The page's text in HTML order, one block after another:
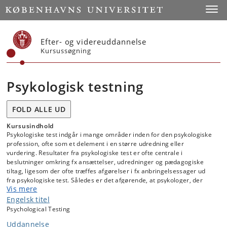
Start
Efter- og videreuddannelse
Kursussøgning
Psykologisk testning
FOLD ALLE UD
Kursusindhold
Psykologiske test indgår i mange områder inden for den psykologiske
profession, ofte som et delement i en større udredning eller
vurdering. Resultater fra psykologiske test er ofte centrale i
beslutninger omkring fx ansættelser, udredninger og pædagogiske
tiltag, ligesom der ofte træffes afgørelser i fx anbringelsessager ud
fra psykologiske test. Således er det afgørende, at psykologer, der
anvender og fortolker psykologiske test, har en solid baggrundsviden
omkring hvad en test er, hvordan et testresultat fortolkes, hvor valid
og reliabel en test er (og for hvem), samt hvilke begrænsninger der er,
Vis mere
Engelsk titel
Psychological Testing
Uddannelse